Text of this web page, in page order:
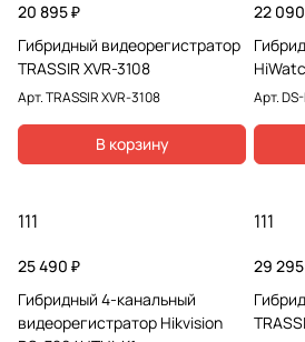
20 895 ₽
Гибридный видеорегистратор
TRASSIR XVR-3108
Арт.TRASSIR XVR-3108
В корзину
22
Арт.
111
25 490 ₽
Гибридный 4-канальный
видеорегистратор Hikvision
111
29